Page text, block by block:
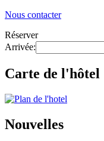
Nous contacter
Réserver
Arrivée:
Carte de l'hôtel
Nouvelles